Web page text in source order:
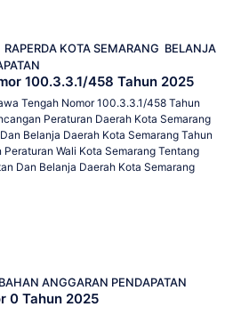
RAPERDA KOTA SEMARANG BELANJA
100.3.3.1/458 Tahun 2025
Tengah Nomor 100.3.3.1/458 Tahun
Peraturan Daerah Kota Semarang
Belanja Daerah Kota Semarang Tahun
Wali Kota Semarang Tentang
Dan Belanja Daerah Kota Semarang
ANGGARAN PENDAPATAN
0 Tahun 2025